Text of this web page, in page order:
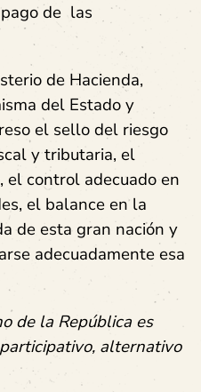
de las
de Hacienda,
del Estado y
el sello del riesgo
y tributaria, el
el control adecuado en
el balance en la
de esta gran nación y
adecuadamente esa
de la República es
alternativo